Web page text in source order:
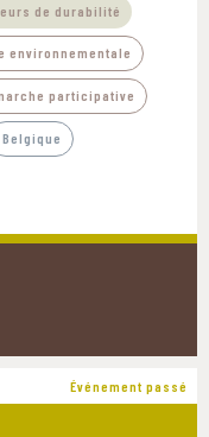
de durabilité
environnementale
participative
Belgique
Événement passé